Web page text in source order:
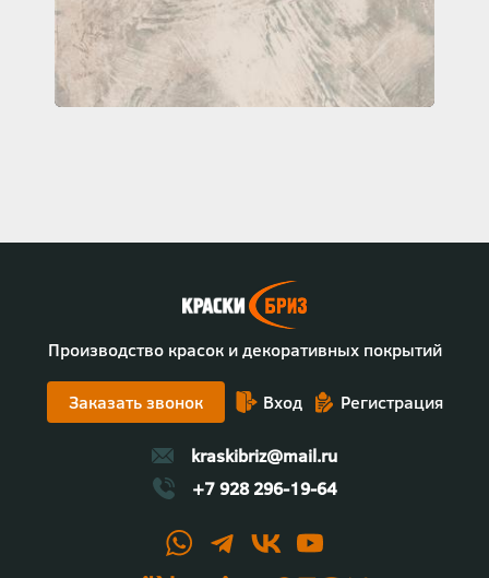
Производство красок и декоративных покрытий
Заказать звонок Вход Регистрация
kraskibriz@mail.ru
+7 928 296-19-64